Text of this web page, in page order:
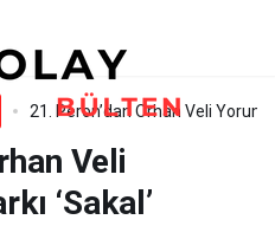
21. Peron’dan Orhan Veli
Veli
‘Sakal’
Yeni Eser: Döngü
Paylaş